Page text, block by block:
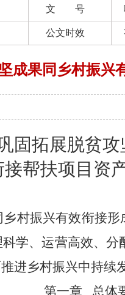
文 号
公文时效
成果同乡村振兴
固拓展脱贫
接帮扶项目资
村振兴有效衔接
学、运营高效、
进乡村振兴中持续
第一章
总体